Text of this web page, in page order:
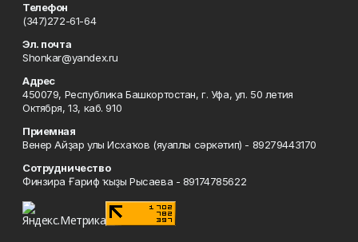
Телефон
(347)272-61-64
Эл. почта
Shonkar@yandex.ru
Адрес
450079, Республика Башкортостан, г. Уфа, ул. 50 летия
Октября, 13, каб. 910
Приемная
Венер Айҙар улы Исхаҡов (яуаплы сәркәтип) - 89279443170
Сотрудничество
Финзира Ғариф ҡыҙы Рысаева - 89174785622